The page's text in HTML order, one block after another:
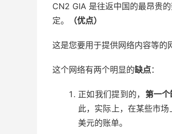
CN2 GIA 是往返中国的最昂贵
定。
（优点）
这是您要用于提供网络内容等的
这个网络有两个明显的缺点：
正如我们提到的， 第一个
此，实际上，在某些市
美元的账单。